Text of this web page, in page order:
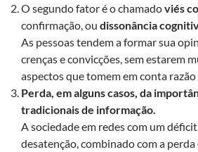
O segundo fator é o chamadoviés
confirmação, ou dissonância
As pessoas tendem a formar sua
crenças e convicções, sem estarem
aspectos que tomem em conta razão
Perda, em alguns casos, da
tradicionais de informação.
A sociedade em redes com um
desatenção, combinado com a